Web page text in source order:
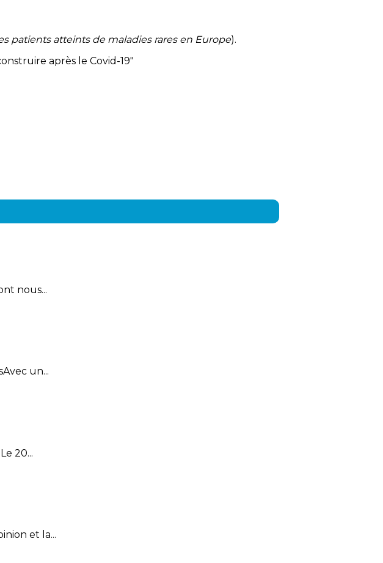
patients atteints de maladies rares en Europe).
après le Covid-19"
nous...
un...
20...
et la...